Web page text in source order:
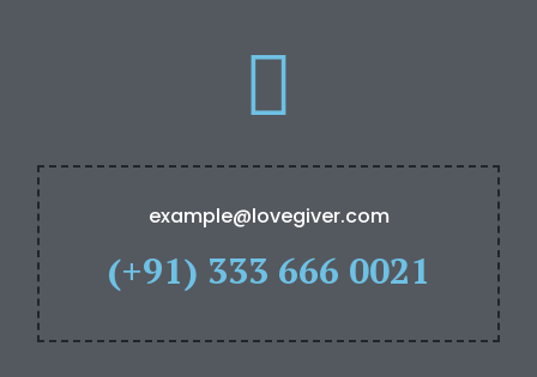
example@lovegiver.com
(+91) 333 666 0021